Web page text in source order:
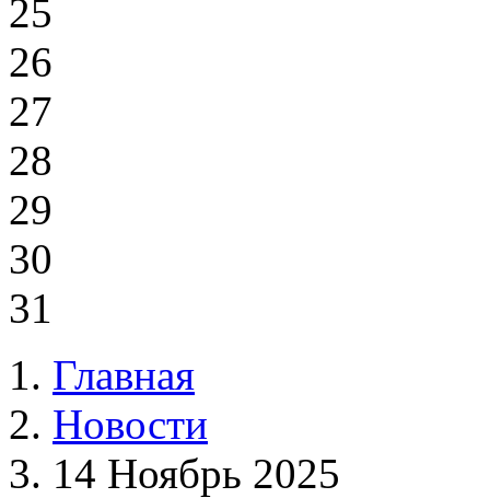
25
26
27
28
29
30
31
Главная
Новости
14 Ноябрь 2025